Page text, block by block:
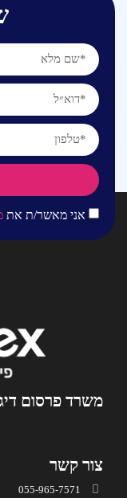
אני מאשר/ת את
משרד פרסום
צור קשר
055-965-7571